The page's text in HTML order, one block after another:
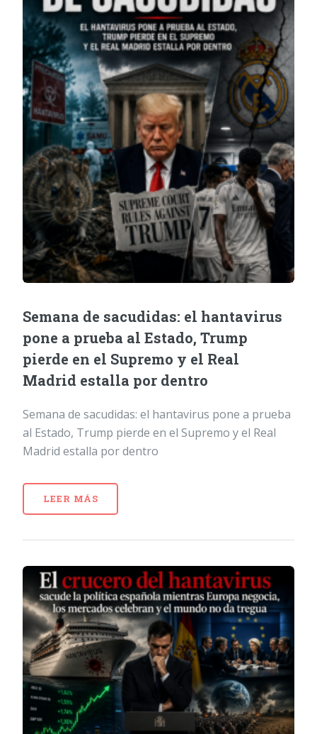
Semana de sacudidas: el hantavirus
pone a prueba al Estado, Trump
pierde en el Supremo y el Real
Madrid estalla por dentro
Semana de sacudidas: el hantavirus pone a prueba
al Estado, Trump pierde en el Supremo y el Real
Madrid estalla por dentro
LEER MÁS